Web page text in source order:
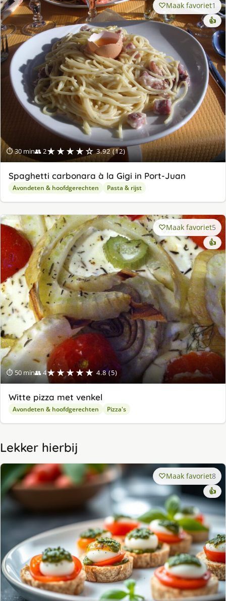
⏱ 30 min👥 2★★★★☆ 3.92 (12)
Maak favoriet1
👍
Spaghetti carbonara à la Gigi in Port-Juan
Avondeten & hoofdgerechten Pasta & rijst
⏱ 50 min👥 4★★★★★ 4.8 (5)
Maak favoriet5
👍
Witte pizza met venkel
Avondeten & hoofdgerechten Pizza's
Lekker hierbij
Maak favoriet8
👍